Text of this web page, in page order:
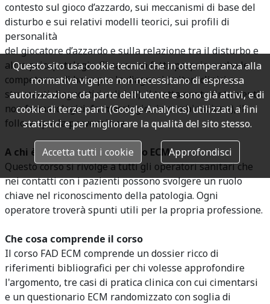
contesto sul gioco d’azzardo, sui meccanismi di base del
disturbo e sui relativi modelli teorici, sui profili di
personalità
del giocatore d’azzardo e sulla relazione tra il disturbo e
altre psicopatologie. Si saranno fatte proprie anche le
competenze di base per la diagnosi (criteri clinici e
strumenti diagnostici validati), il trattamento (interventi
non farmacologici, farmacologici, in combinazione), il
follow up e la prevenzione.
A chi è dedicato questo corso ECM
Questo corso si rivolge a tutti gli operatori sanitari che
nei contatti con i pazienti possono svolgere un ruolo
chiave nel riconoscimento della patologia. Ogni
operatore troverà spunti utili per la propria professione.
Che cosa comprende il corso
Il corso FAD ECM comprende un dossier ricco di
riferimenti bibliografici per chi volesse approfondire
l'argomento, tre casi di pratica clinica con cui cimentarsi
e un questionario ECM randomizzato con soglia di
Questo sito usa cookie tecnici che in ottemperanza alla
normativa vigente non necessitano di espressa
autorizzazione da parte dell'utente e sono già attivi, e di
cookie di terze parti (Google Analytics) utilizzati a fini
statistici e per migliorare la qualità del sito stesso.
Accetta tutti i cookie Approfondisci